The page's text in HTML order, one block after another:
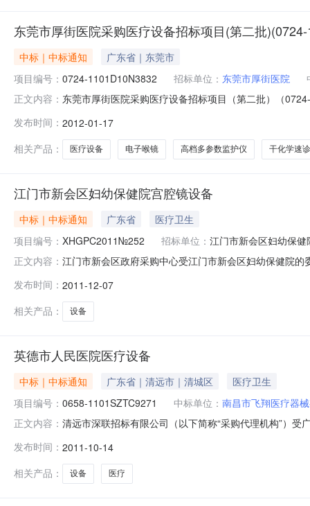
东莞市厚街医院采购医疗设备招标项目(第二批
中标｜中标通知
广东省｜东莞市
项目编号： 0724-1101D10N3832 招标单位： 东莞市厚街医院
正文内容： 东莞市厚街医院采购医疗设备招标项目（第二批）（
号设备名称数量1CR（数字化摄片机）1台2电子喉镜1台
发布时间： 2012-01-17
相关产品：
医疗设备 电子喉镜 高档多参数监护仪 干化学速
江门市新会区妇幼保健院宫腔镜设备
中标｜中标通知 广东省
医疗卫生
项目编号： XHGPC2011№252 招标单位： 江门市新会区妇幼保健
正文内容： 江门市新会区政府采购中心受江门市新会区妇幼保健院
公开招标五、采购项目简要说明：1.宫腔镜设备（详见
商的进口产品。（本招标文件中
发布时间： 2011-12-07
相关产品：
设备
英德市人民医院医疗设备
中标｜中标通知 广东省｜清远市｜清城区
医疗卫生
项目编号： 0658-1101SZTC9271 中标单位： 南昌市飞翔医疗器
正文内容： 清远市深联招标有限公司（以下简称“采购代理机构”）
痛治疗仪数量：一台；完工期：合同签订之日起一个月
招标公告日期及发布媒体
发布时间： 2011-10-14
相关产品：
设备 医疗